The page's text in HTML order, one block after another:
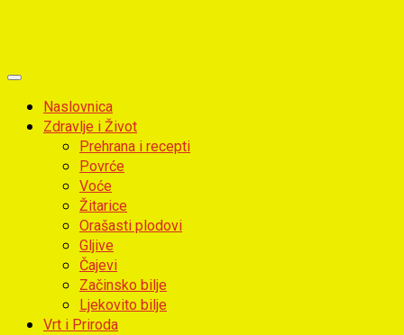
Primary
MenuNaslovnica
Zdravlje i Život
Prehrana i recepti
Povrće
Voće
Žitarice
Orašasti plodovi
Gljive
Čajevi
Začinsko bilje
Ljekovito bilje
Vrt i Priroda